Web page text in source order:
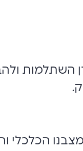
השתלמות
הכלכלי